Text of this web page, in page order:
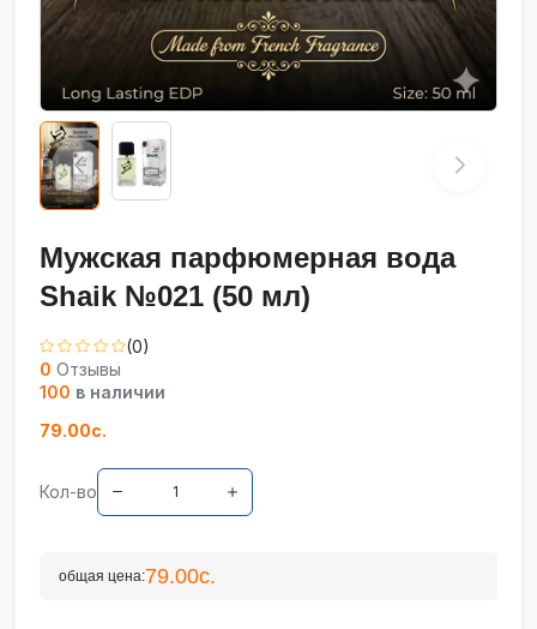
Мужская парфюмерная вода
Shaik №021 (50 мл)
(0)
0 Отзывы
100 в наличии
79.00с.
Кол-во
общая цена:79.00с.